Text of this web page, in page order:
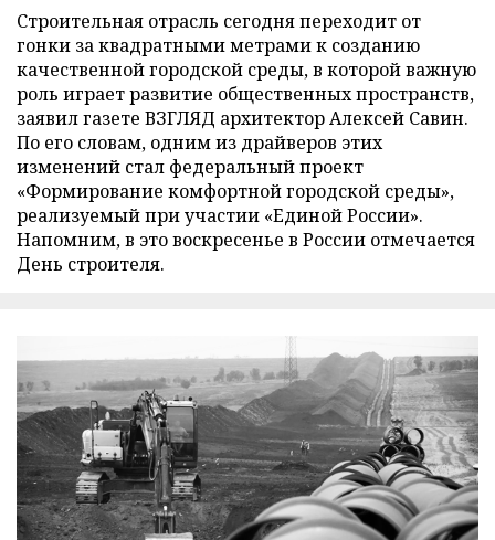
Строительная отрасль сегодня переходит от
гонки за квадратными метрами к созданию
качественной городской среды, в которой важную
роль играет развитие общественных пространств,
заявил газете ВЗГЛЯД архитектор Алексей Савин.
По его словам, одним из драйверов этих
изменений стал федеральный проект
«Формирование комфортной городской среды»,
реализуемый при участии «Единой России».
Напомним, в это воскресенье в России отмечается
День строителя.